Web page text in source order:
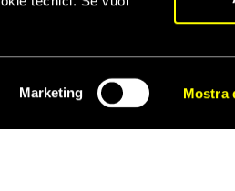
Marketing Mostra
possa trascorrere in ospedale
ingiustamente imprigionate in
in carcere 17 anni.
CONDIVIDI